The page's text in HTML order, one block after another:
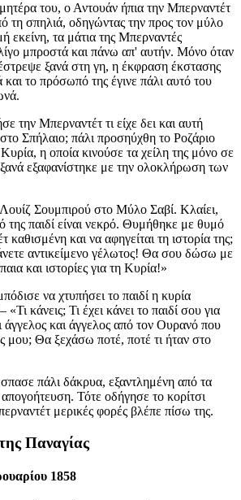
του, ο Αντουάν ήπια την Μπερναντέτ
τη σπηλιά, οδηγώντας την προς τον μύλο
εκείνη, τα μάτια της Μπερναντές
μπροστά και πάνω απ' αυτήν. Μόνο όταν
ξανά στη γη, η έκφραση έκστασης
και το πρόσωπό της έγινε πάλι αυτό του
την Μπερναντέτ τι είχε δει και αυτή
Σπήλαιο; πάλι προσηύχθη το Ροζάριο
η οποία κινούσε τα χείλη της μόνο σε
εξαφανίστηκε με την ολοκλήρωση των
Σουμπιρού στο Μύλο Σαβί. Κλαίει,
της παιδί είναι νεκρό. Θυμήθηκε με θυμό
καθισμένη και να αφηγείται τη ιστορία της;
αντικείμενο γέλωτος! Θα σου δώσω με
και ιστορίες για τη Κυρία!»
να χτυπήσει το παιδί η κυρία
κάνεις; Τι έχει κάνει το παιδί σου για
άγγελος και άγγελος από τον Ουρανό που
μου; Θα ξεχάσω ποτέ, ποτέ τι ήταν στο
πάλι δάκρυα, εξαντλημένη από τα
Τότε οδήγησε το κορίτσι
μερικές φορές βλέπε πίσω της.
Παναγίας
1858